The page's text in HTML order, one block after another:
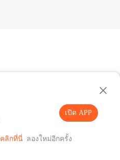
เปิด APP
คลิกที่นี่ ลองใหม่อีกครั้ง
เปิด APP